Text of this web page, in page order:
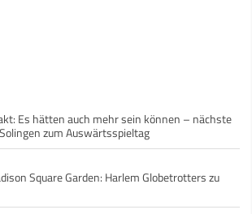
Es hätten auch mehr sein können – nächste
zum Auswärtsspieltag
Square Garden: Harlem Globetrotters zu